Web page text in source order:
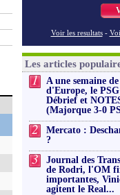
Voir les resultats -
Les articles
1
A une semaine
d'Europe, le
Débrief et
(Majorque 3-0
2
Mercato :
?
3
Journal des
de Rodri, l'OM
importantes,
agitent le Real...